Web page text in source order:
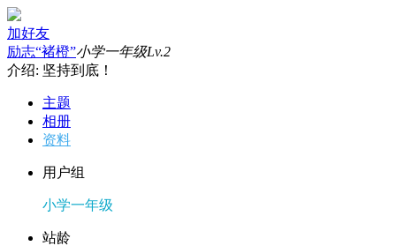
加好友
励志“褚橙”小学一年级Lv.2
介绍: 坚持到底！
主题
相册
资料
用户组
小学一年级
站龄